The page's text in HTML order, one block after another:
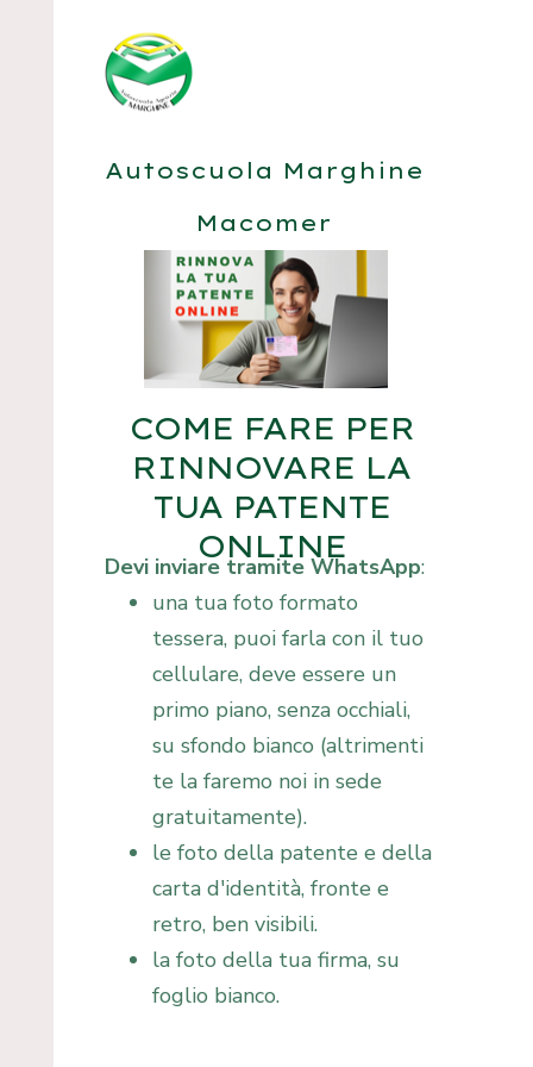
Autoscuola Marghine
Macomer
COME FARE PER
RINNOVARE LA
TUA PATENTE
ONLINE
Devi inviare tramite WhatsApp:
una tua foto formato
tessera, puoi farla con il tuo
cellulare, deve essere un
primo piano, senza occhiali,
su sfondo bianco (altrimenti
te la faremo noi in sede
gratuitamente).
le foto della patente e della
carta d'identità, fronte e
retro, ben visibili.
la foto della tua firma, su
foglio bianco.